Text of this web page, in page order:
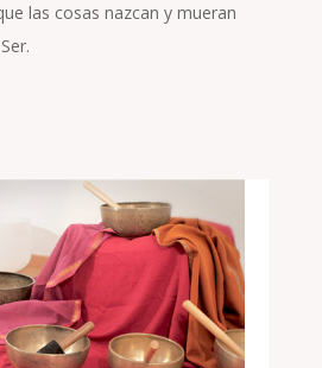
las cosas nazcan y mueran